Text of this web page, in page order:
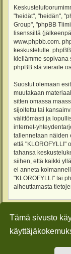
Tämä sivusto
"heidät", "heidän",
Group", "phpBB
lisenssillä
www.phpbb.com .
keskustelulle.
kiellämme sopivana
phpBB:stä vieraile
Suostut olemaan
muutakaan
sitten omassa
sijoitettu tai
välittömästi ja
internet-
tallennetaan näiden
että "KLOROFYLLI"
tahansa
siihen, että kaikki
ei anneta
"KLOROFYLLI" tai
aiheuttamasta
Etusivu
Keskustelufoorumin